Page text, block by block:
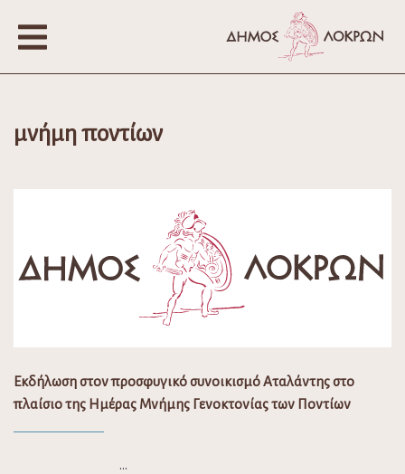
μνήμη ποντίων
Εκδήλωση στον προσφυγικό συνοικισμό Αταλάντης στο
πλαίσιο της Ημέρας Μνήμης Γενοκτονίας των Ποντίων
…